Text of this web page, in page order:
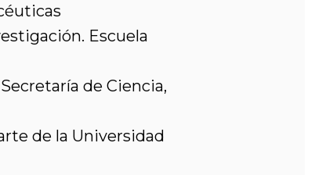
Escuela
de Ciencia,
de la Universidad